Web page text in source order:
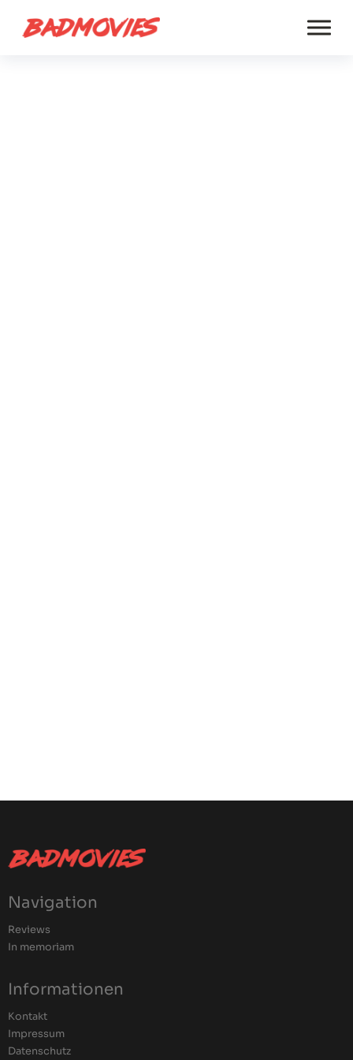
Navigation
Reviews
In memoriam
Informationen
Kontakt
Impressum
Datenschutz